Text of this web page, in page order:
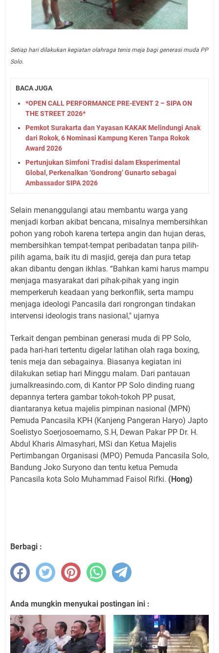
Setiap hari dilakukan kegiatan olahraga tenis meja bagi generasi muda PP
Solo.
BACA JUGA
*OPEN CALL PERFORMANCE PRE-EVENT 2 – SIPA ON
THE STREET 2026*
Pemkot Surakarta dan Yayasan KAKAK Melindungi Anak
dari Rokok, 6 Nominasi Kampung Keren Tanpa Rokok
Award 2026
Pertunjukan Simfoni Tradisi dalam Eksperimental
Global, Perkenalkan ‘Gondrong’ Gunarto sebagai
Ambassador SIPA 2026
Selain menanggulangi atau membantu warga yang
menjadi korban akibat bencana, misalnya membersihkan
pohon yang roboh karena tertepa angin dan hujan deras,
membersihkan tempat-tempat peribadatan tanpa pilih-
pilih agama, baik itu di masjid, gereja dan pura tetap
akan dibantu dengan ikhlas. “Bahkan kami harus mampu
menjaga masyarakat dari pihak-pihak yang ingin
memperkeruh keadaan yang berkonflik, serta mampu
menjaga ideologi Pancasila dari rongrongan tindakan
intervensi ideologis trans nasional," ujarnya
Terkait dengan pembinan generasi muda di PP Solo,
pada hari-hari tertentu digelar latihan olah raga boxing,
tenis meja dan sebagainya. Biasanya kegiatan ini
dilakukan setiap hari Minggu malam. Dari pantauan
jurnalkreasindo.com, di Kantor PP Solo dinding ruang
depannya tertera gambar tokoh-tokoh PP pusat,
diantaranya ketua majelis pimpinan nasional (MPN)
Pemuda Pancasila KPH (Kanjeng Pangeran Haryo) Japto
Soelistyo Soerjosoemarno, S.H, Dewan Pakar PP Dr. H.
Abdul Kharis Almasyhari, MSi dan Ketua Majelis
Pertimbangan Organisasi (MPO) Pemuda Pancasila Solo,
Bandung Joko Suryono dan tentu ketua Pemuda
Pancasila kota Solo Muhammad Faisol Rifki. (Hong)
Berbagi :
Anda mungkin menyukai postingan ini :